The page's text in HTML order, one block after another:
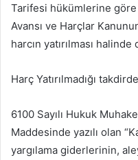
Tarifesi hükümlerine
Avansı ve Harçlar
harcın yatırılması halinde
Harç Yatırılmadığı
6100 Sayılı Hukuk
Maddesinde yazılı olan
yargılama giderlerinin,